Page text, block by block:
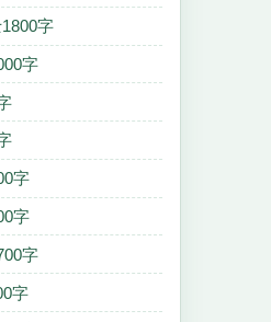
字
字
字
字
字
字